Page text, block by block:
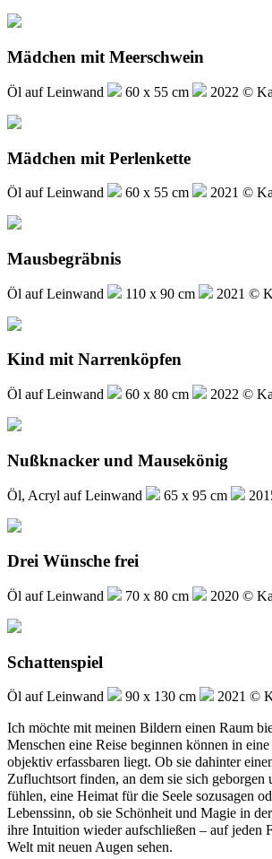
Mädchen mit Meerschwein
Öl auf Leinwand 60 x 55 cm 2022 ©
Mädchen mit Perlenkette
Öl auf Leinwand 60 x 55 cm 2021 ©
Mausbegräbnis
Öl auf Leinwand 110 x 90 cm 2021 ©
Kind mit Narrenköpfen
Öl auf Leinwand 60 x 80 cm 2022 ©
Nußknacker und Mausekönig
Öl, Acryl auf Leinwand 65 x 95 cm
Drei Wünsche frei
Öl auf Leinwand 70 x 80 cm 2020 ©
Schattenspiel
Öl auf Leinwand 90 x 130 cm 2021 ©
Ich möchte mit meinen Bildern einen Raum
Menschen eine Reise beginnen können in
objektiv erfassbaren liegt. Ob sie dahinter
Zufluchtsort finden, an dem sie sich geborgen
fühlen, eine Heimat für die Seele sozusagen
Lebenssinn, ob sie Schönheit und Magie in
ihre Intuition wieder aufschließen – auf jeden
Welt mit neuen Augen sehen.